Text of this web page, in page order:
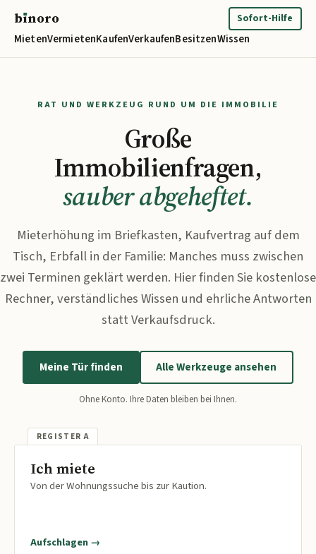
bınoro
MietenVermietenKaufenVerkaufenBesitzenWissen
Sofort-Hilfe
RAT UND WERKZEUG RUND UM DIE IMMOBILIE
Große
Immobilienfragen,
sauber abgeheftet.
Mieterhöhung im Briefkasten, Kaufvertrag auf dem
Tisch, Erbfall in der Familie: Manches muss zwischen
zwei Terminen geklärt werden. Hier finden Sie kostenlose
Rechner, verständliches Wissen und ehrliche Antworten
statt Verkaufsdruck.
Meine Tür finden Alle Werkzeuge ansehen
Ohne Konto. Ihre Daten bleiben bei Ihnen.
Ich miete
Von der Wohnungssuche bis zur Kaution.
Aufschlagen →